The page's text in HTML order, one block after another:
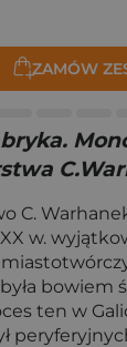
ZAMÓW
C.
w.
bowiem
ten w